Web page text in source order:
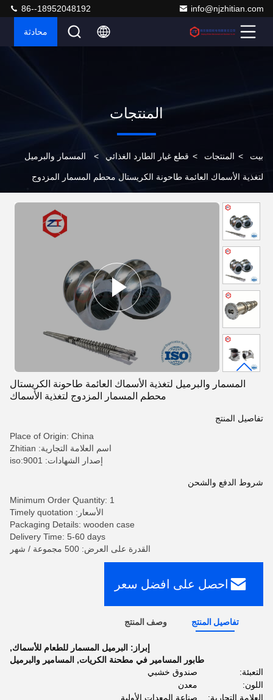
info@njzhitian.com
86--18952048192
محادثة
المنتجات
بيت > المنتجات > قطع غيار الطارد الغذائي > المسمار والبرميل
لتغذية الأسماك العائمة طاحونة الكريستال محطم المسمار المزدوج
المسمار والبرميل لتغذية الأسماك العائمة طاحونة الكريستال
محطم المسمار المزدوج لتغذية الأسماك
تفاصيل المنتج
Place of Origin: China
اسم العلامة التجارية: Zhitian
إصدار الشهادات: iso:9001
شروط الدفع والشحن
Minimum Order Quantity: 1
الأسعار: Timely quotation
Packaging Details: wooden case
Delivery Time: 5-60 days
القدرة على العرض: 500 مجموعة / شهر
احصل على افضل سعر
تفاصيل المنتج وصف المنتج
إبراز: البرميل المسمار للطعام للأسماك,
طابور المسامير في مطحنة الكريات, المسامير والبرميل
التعبئة:
صندوق خشبي
اللون:
معدن
العلامة التجارية:
صناعة المعدات الأولية